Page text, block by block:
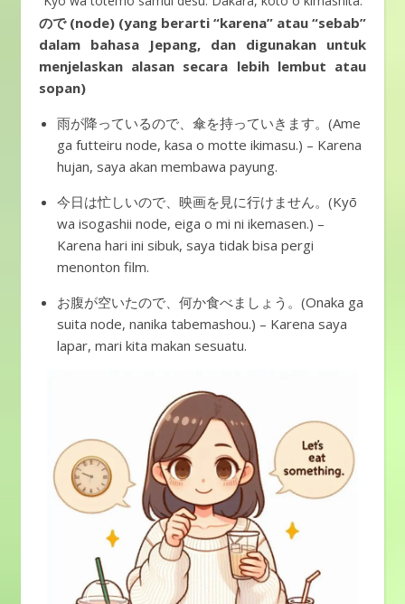
ので (node) (yang berarti “karena” atau “sebab”
dalam bahasa Jepang, dan digunakan untuk
menjelaskan alasan secara lebih lembut atau
sopan)
雨が降っているので、傘を持っていきます。(Ame
ga futteiru node, kasa o motte ikimasu.) – Karena
hujan, saya akan membawa payung.
今日は忙しいので、映画を見に行けません。(Kyō
wa isogashii node, eiga o mi ni ikemasen.) –
Karena hari ini sibuk, saya tidak bisa pergi
menonton film.
お腹が空いたので、何か食べましょう。(Onaka ga
suita node, nanika tabemashou.) – Karena saya
lapar, mari kita makan sesuatu.